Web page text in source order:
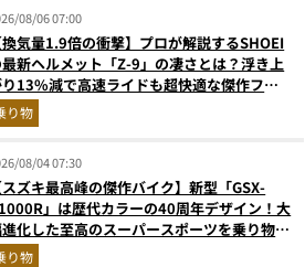
08/06 07:00
換気量1.9倍の衝撃】プロが解説するSHOEI
新ヘルメット「Z-9」の凄さとは？浮き上
13%減で高速ライドも超快適な傑作フル
イス
り物
08/04 07:30
スズキ最高峰の傑作バイク】新型「GSX-
」は歴代カラーの40周年デザイン！大
化した至高のスーパースポーツを乗り物ラ
ーが解説
り物